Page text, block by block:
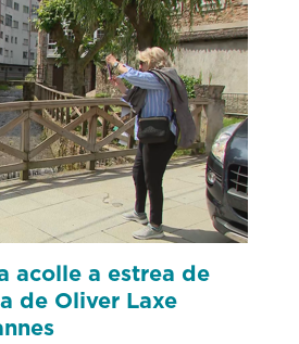
acolle a estrea de
de Oliver Laxe